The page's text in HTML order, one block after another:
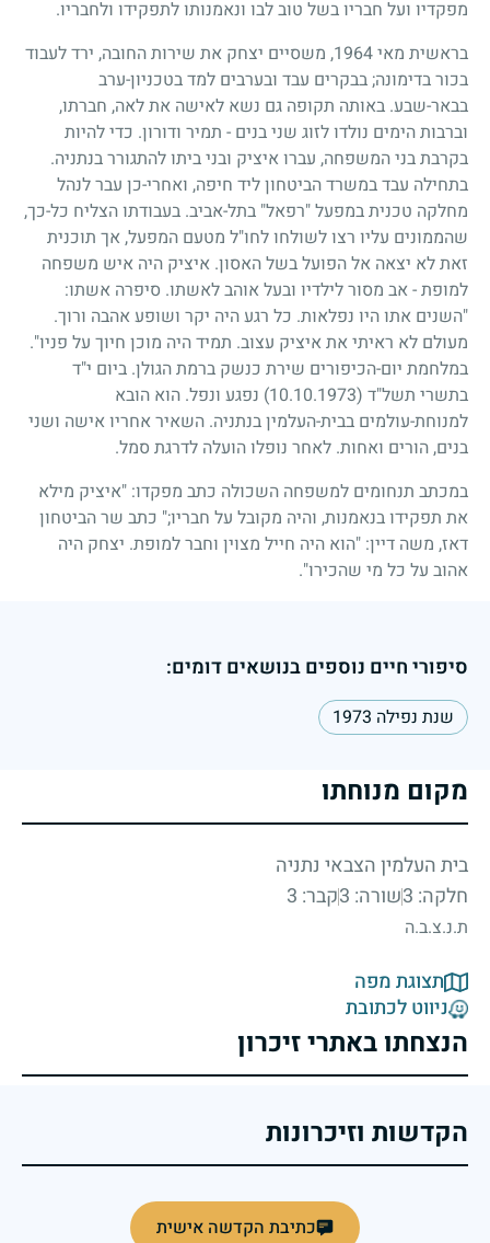
מפקדיו ועל חבריו בשל טוב לבו ונאמנותו לתפקידו ולחבריו.
בראשית מאי1964, משסיים יצחק את שירות החובה, ירד לעבוד
בכור בדימונה;בבקרים עבד ובערבים למד בטכניון-ערב
בבאר-שבע. באותה תקופה גם נשא לאישה את לאה, חברתו,
וברבות הימים נולדו לזוג שני בנים - תמיר ודורון. כדי להיות
בקרבת בני המשפחה, עברו איציק ובני ביתו להתגורר בנתניה.
בתחילה עבד במשרד הביטחון ליד חיפה, ואחרי-כן עבר לנהל
מחלקה טכנית במפעל "רפאל" בתל-אביב. בעבודתו הצליח כל-כך,
שהממונים עליו רצו לשולחו לחו"ל מטעם המפעל, אך תוכנית
זאת לא יצאה אל הפועל בשל האסון. איציק היה איש משפחה
למופת-אב מסור לילדיו ובעל אוהב לאשתו. סיפרה אשתו:
"השנים אתו היו נפלאות. כל רגע היה יקר ושופע אהבה ורוך.
מעולם לא ראיתי את איציק עצוב. תמיד היה מוכן חיוך על פניו".
במלחמת יום-הכיפורים שירת כנשק ברמת הגולן. ביום י"ד
בתשרי תשל"ד (10.10.1973)
נפגע ונפל. הוא הובא
למנוחת-עולמים בבית-העלמין בנתניה. השאיר אחריו אישה ושני
בנים, הורים ואחות. לאחר נופלו הועלה לדרגת סמל.
במכתב תנחומים למשפחה השכולה כתב מפקדו: "איציק מילא
את תפקידו בנאמנות, והיה מקובל על חבריו;" כתב שר הביטחון
דאז, משה דיין: "הוא היה חייל מצוין וחבר למופת. יצחק היה
אהוב על כל מי שהכירו".
סיפורי חיים נוספים בנושאים דומים:
שנת נפילה 1973
מקום מנוחתו
בית העלמין הצבאי נתניה
חלקה: 3
שורה: 3 קבר: 3
ת.נ.צ.ב.ה
תצוגת מפה
ניווט לכתובת
הנצחתו באתרי זיכרון
הקדשות וזיכרונות
כתיבת הקדשה אישית